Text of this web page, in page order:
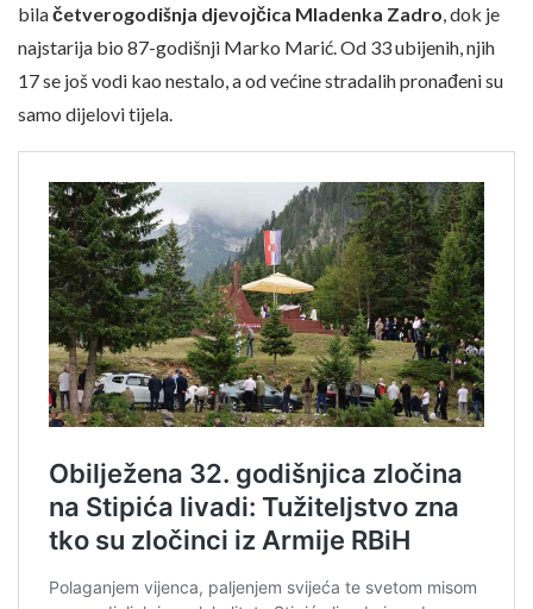
bilačetverogodišnja djevojčica Mladenka Zadro , dok je
najstarija bio 87-godišnji Marko Marić. Od 33 ubijenih, njih
17 se još vodi kao nestalo, a od većine stradalih pronađeni su
samo dijelovi tijela.